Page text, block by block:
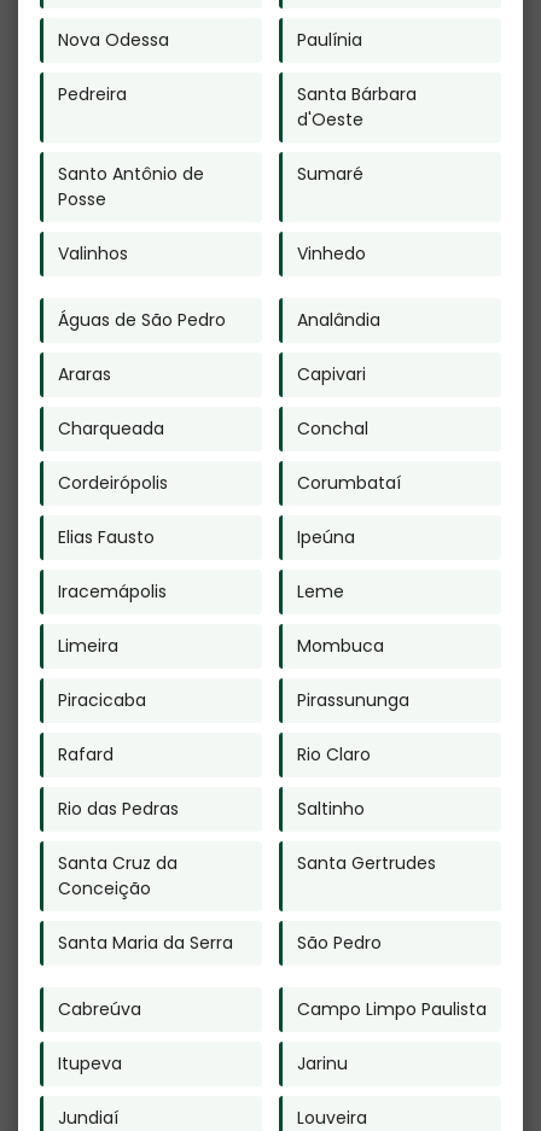
Nova Odessa Paulínia
Pedreira
Santa Bárbara
d'Oeste
Santo Antônio de
Posse
Sumaré
Valinhos Vinhedo
Águas de São Pedro Analândia
Araras Capivari
Charqueada Conchal
Cordeirópolis Corumbataí
Elias Fausto Ipeúna
Iracemápolis Leme
Limeira Mombuca
Piracicaba Pirassununga
Rafard Rio Claro
Rio das Pedras Saltinho
Santa Cruz da
Conceição
Santa Gertrudes
Santa Maria da Serra São Pedro
Cabreúva Campo Limpo Paulista
Itupeva Jarinu
Jundiaí Louveira
Pet em Capivari
Cremação de
Animais em Maia
- Guarulhos
Plano Funerário
Cremação
Cachorro no
Jardim Iguatemi
para Pets na
Cremação de
em Jacareí
Serviço de
São Mateus
Cremação de
Cremação de
em Itaim -